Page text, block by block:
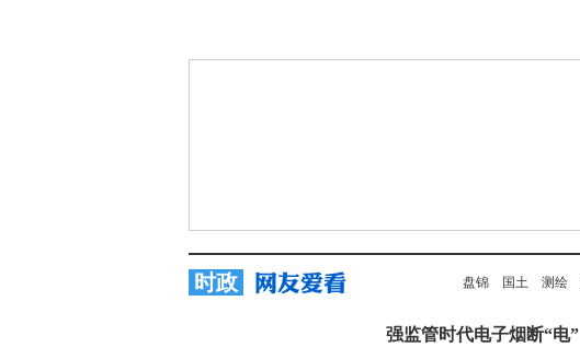
时政 盘锦 国土 测绘
强监管时代电子烟断“电”